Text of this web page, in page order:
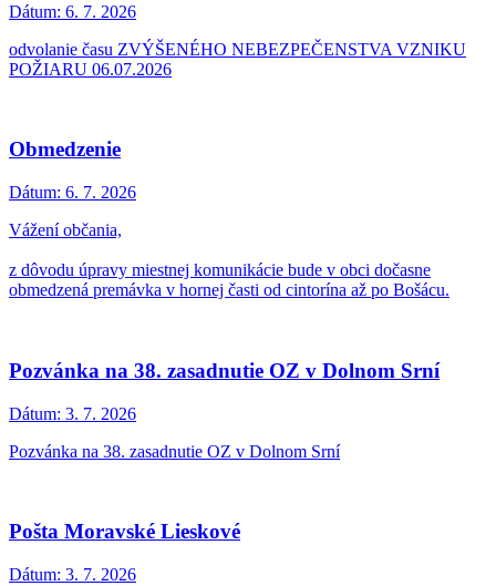
Dátum: 6. 7. 2026
odvolanie času ZVÝŠENÉHO NEBEZPEČENSTVA VZNIKU
POŽIARU 06.07.2026
Obmedzenie
Dátum: 6. 7. 2026
Vážení občania,
z dôvodu úpravy miestnej komunikácie bude v obci dočasne
obmedzená premávka v hornej časti od cintorína až po Bošácu.
Pozvánka na 38. zasadnutie OZ v Dolnom Srní
Dátum: 3. 7. 2026
Pozvánka na 38. zasadnutie OZ v Dolnom Srní
Pošta Moravské Lieskové
Dátum: 3. 7. 2026